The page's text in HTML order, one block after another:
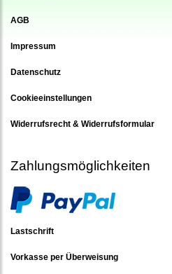
AGB
Impressum
Datenschutz
Cookieeinstellungen
Widerrufsrecht & Widerrufsformular
Zahlungsmöglichkeiten
Lastschrift
Vorkasse per Überweisung